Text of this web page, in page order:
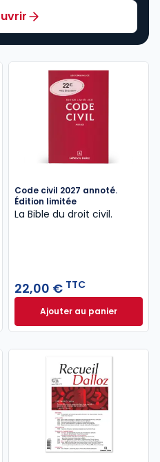
Droit Civil à 57,69 €TTC/mois
Code civil 2027 annoté.
Édition limitée
La Bible du droit civil.
22,00 € TTC
Ajouter au panier
Code civil 2027